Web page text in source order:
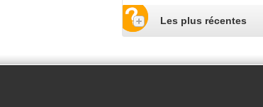
Les plus récentes